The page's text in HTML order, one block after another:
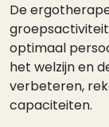
De
optimaal
het welzijn en
verbeteren,
capaciteiten.